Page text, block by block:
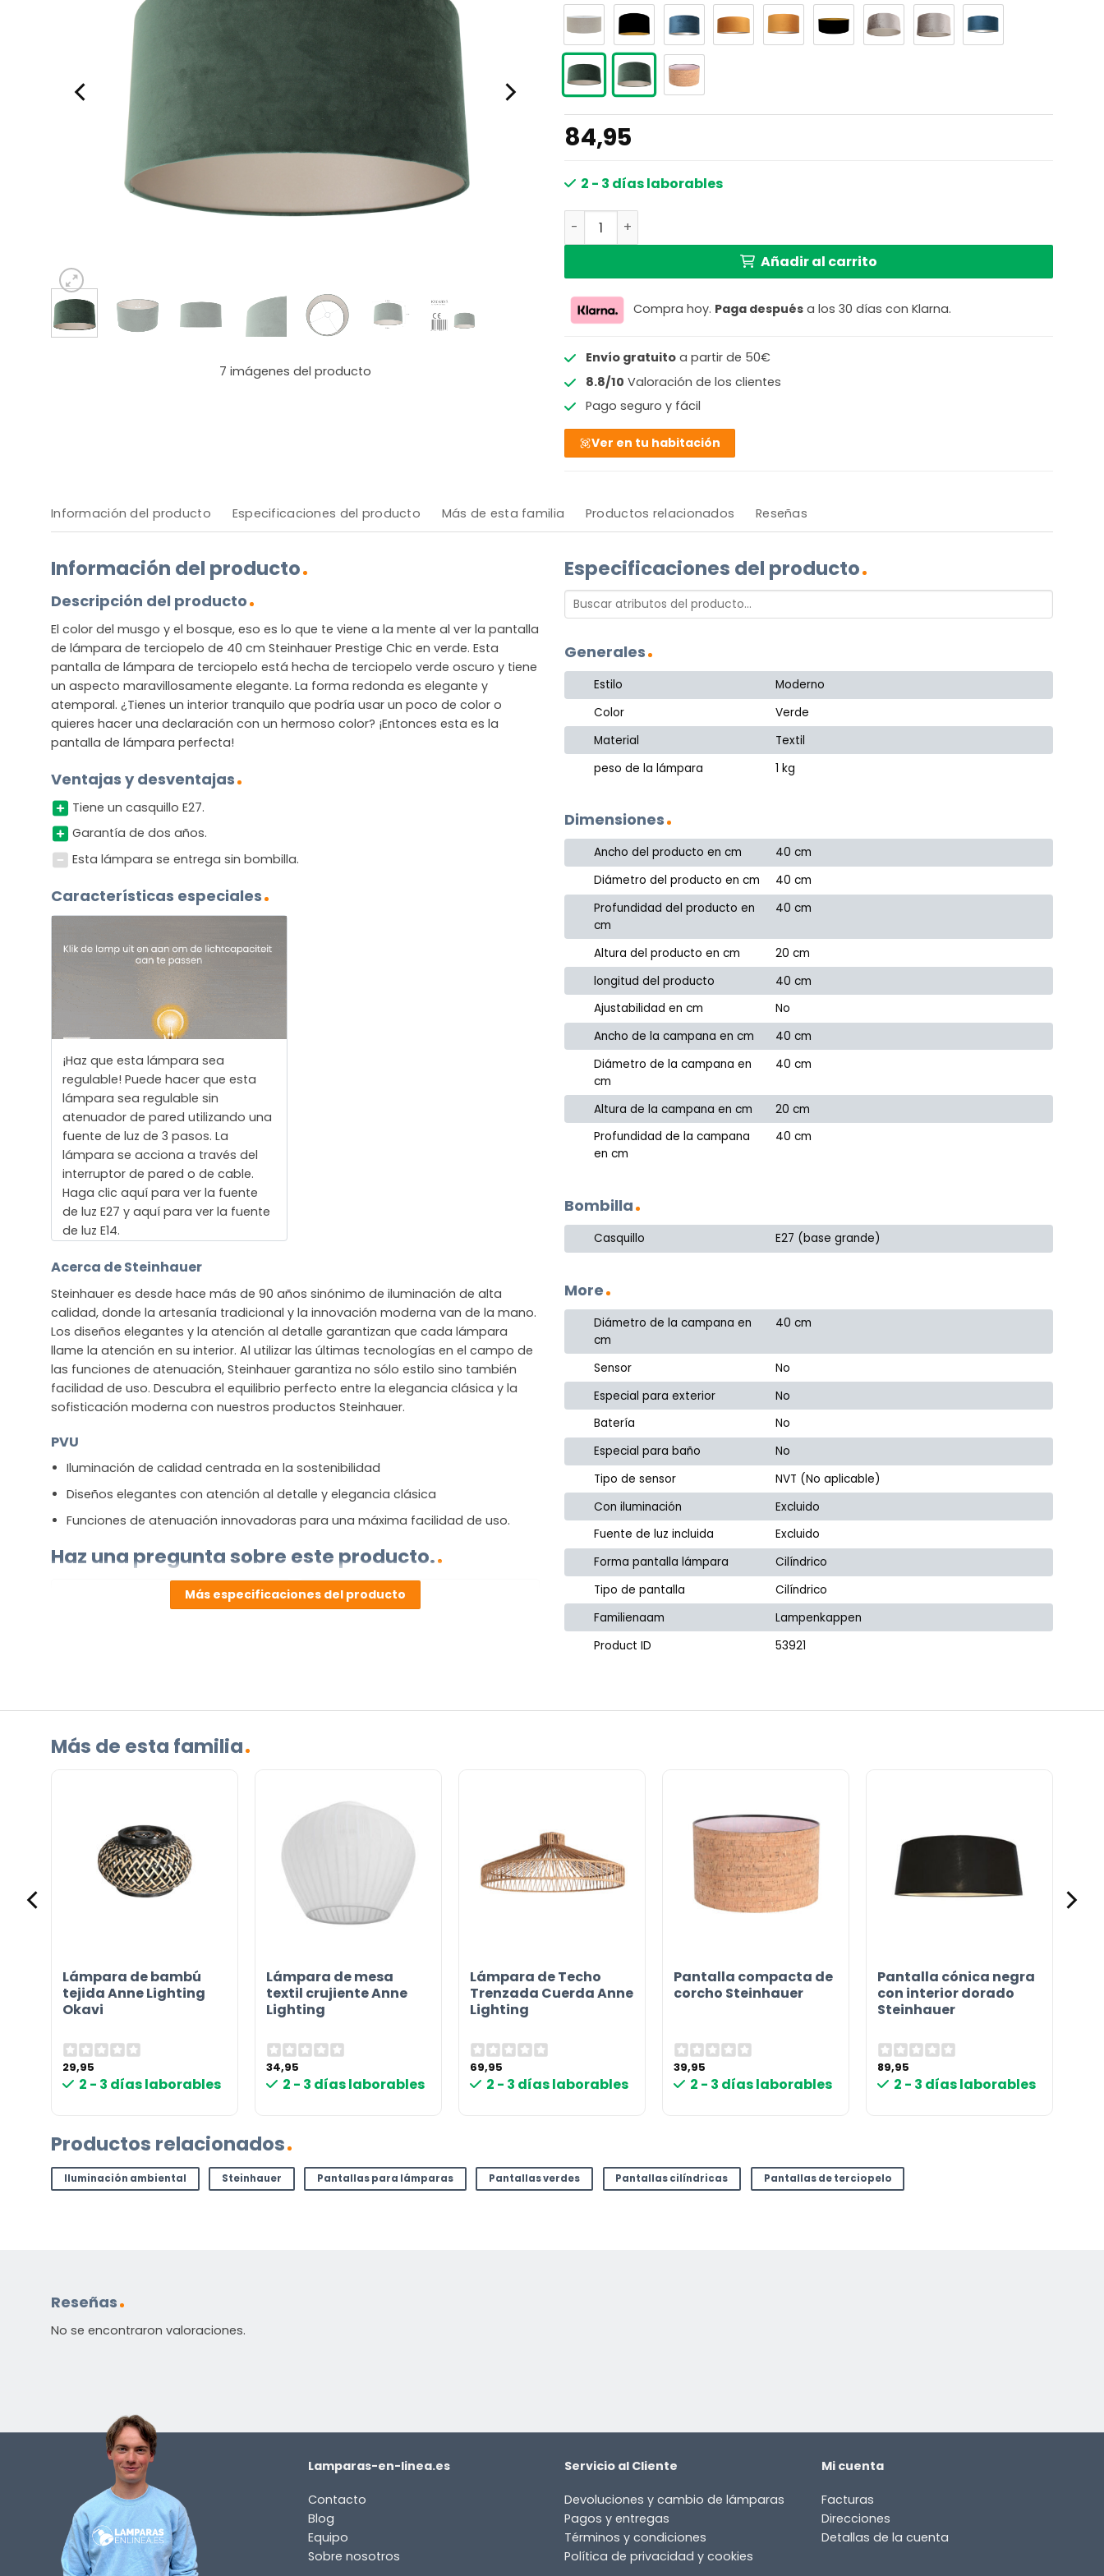
7 imágenes del producto
84,95
2 - 3 días laborables
Pantalla de lámpara de terciopelo verde moderna Steinhauer cantidad
Añadir al carrito
Compra hoy. Paga después a los 30 días con Klarna.
Envío gratuitoa partir de 50€
8.8/10 Valoración de los clientes
Pago seguro y fácil
Ver en tu habitación
Información del producto Especificaciones del producto Más de esta familia Productos relacionados Reseñas
Información del producto
Descripción del producto
El color del musgo y el bosque, eso es lo que te viene a la mente al ver la pantalla
de lámpara de terciopelo de 40 cm Steinhauer Prestige Chic en verde. Esta
pantalla de lámpara de terciopelo está hecha de terciopelo verde oscuro y tiene
un aspecto maravillosamente elegante. La forma redonda es elegante y
atemporal. ¿Tienes un interior tranquilo que podría usar un poco de color o
quieres hacer una declaración con un hermoso color? ¡Entonces esta es la
pantalla de lámpara perfecta!
Ventajas y desventajas
Tiene un casquillo E27.
Garantía de dos años.
Esta lámpara se entrega sin bombilla.
Características especiales
¡Haz que esta lámpara sea
regulable! Puede hacer que esta
lámpara sea regulable sin
atenuador de pared utilizando una
fuente de luz de 3 pasos. La
lámpara se acciona a través del
interruptor de pared o de cable.
Haga clic aquí para ver la fuente
de luz E27 y aquí para ver la fuente
de luz E14.
Acerca de Steinhauer
Steinhauer es desde hace más de 90 años sinónimo de iluminación de alta
calidad, donde la artesanía tradicional y la innovación moderna van de la mano.
Los diseños elegantes y la atención al detalle garantizan que cada lámpara
llame la atención en su interior. Al utilizar las últimas tecnologías en el campo de
las funciones de atenuación, Steinhauer garantiza no sólo estilo sino también
facilidad de uso. Descubra el equilibrio perfecto entre la elegancia clásica y la
sofisticación moderna con nuestros productos Steinhauer.
PVU
Iluminación de calidad centrada en la sostenibilidad
Diseños elegantes con atención al detalle y elegancia clásica
Funciones de atenuación innovadoras para una máxima facilidad de uso.
Haz una pregunta sobre este producto.
su
producto?
(Obligatorio)
Incluido por defecto
Instrucciones en diferentes idiomas
Etiqueta energética
¿TIENES ALGUNA PREGUNTA?
correo electrónico a
info@lamparas-en-linea.es.
Más especificaciones del producto
Especificaciones del producto
Generales
Estilo
Moderno
Color
Verde
Material
Textil
peso de la lámpara
1 kg
Dimensiones
Ancho del producto en cm
40 cm
Diámetro del producto en cm
40 cm
Profundidad del producto en
cm
40 cm
Altura del producto en cm
20 cm
longitud del producto
40 cm
Ajustabilidad en cm
No
Ancho de la campana en cm
40 cm
Diámetro de la campana en
cm
40 cm
Altura de la campana en cm
20 cm
Profundidad de la campana
en cm
40 cm
Bombilla
Casquillo E27 (base grande)
More
Diámetro de la campana en
cm
40 cm
Sensor
No
Especial para exterior
No
Batería
No
Especial para baño
No
Tipo de sensor
NVT (No aplicable)
Con iluminación
Excluido
Fuente de luz incluida
Excluido
Forma pantalla lámpara
Cilíndrico
Tipo de pantalla
Cilíndrico
Familienaam
Lampenkappen
Product ID
53921
Más de esta familia
Lámpara de bambú
tejida Anne Lighting
Okavi
29,95
2 - 3 días laborables
Lámpara de mesa
textil crujiente Anne
Lighting
34,95
2 - 3 días laborables
Lámpara de Techo
Trenzada Cuerda Anne
Lighting
69,95
2 - 3 días laborables
Pantalla compacta de
corcho Steinhauer
39,95
2 - 3 días laborables
Pantalla cónica negra
con interior dorado
Steinhauer
89,95
2 - 3 días laborables
Productos relacionados
Iluminación ambiental Steinhauer Pantallas para lámparas Pantallas verdes Pantallas cilíndricas Pantallas de terciopelo
Reseñas
No se encontraron valoraciones.
Lamparas-en-linea.es
Contacto
Blog
Equipo
Sobre nosotros
Servicio al Cliente
Devoluciones y cambio de lámparas
Pagos y entregas
Términos y condiciones
Política de privacidad y cookies
Mi cuenta
Facturas
Direcciones
Detallas de la cuenta